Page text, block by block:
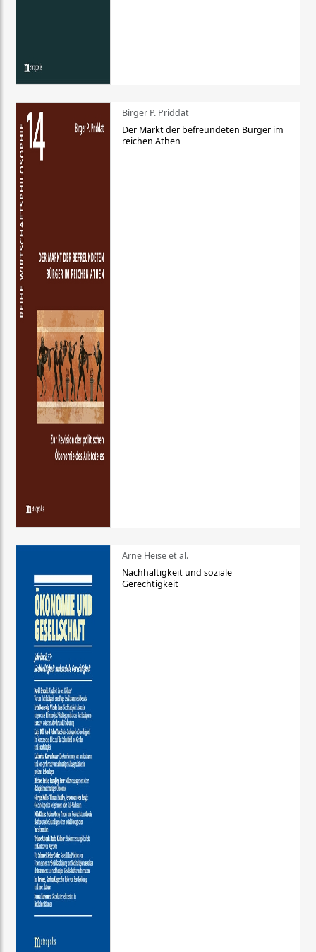
Birger P. Priddat
Der Markt der befreundeten Bürger im
reichen Athen
Arne Heise et al.
Nachhaltigkeit und soziale
Gerechtigkeit